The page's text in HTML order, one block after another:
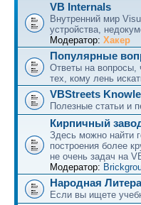
VB Internals
Внутренний мир
устройства,
Модератор: Хакер
Популярные
Ответы на
тех, кому лень
VBStreets
Полезные статьи и
Кирпичный
Здесь можно найти
построения более
не очень задач на
Модератор:
Народная
Если вы ищете